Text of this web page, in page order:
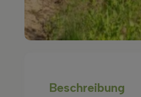
Beschreibung